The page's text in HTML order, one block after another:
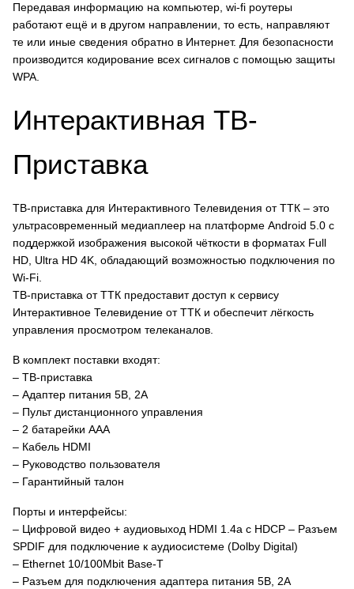
Передавая информацию на компьютер, wi-fi роутеры
работают ещё и в другом направлении, то есть, направляют
те или иные сведения обратно в Интернет. Для безопасности
производится кодирование всех сигналов с помощью защиты
WPA.
Интерактивная ТВ-
Приставка
ТВ-приставка для Интерактивного Телевидения от ТТК – это
ультрасовременный медиаплеер на платформе Android 5.0 с
поддержкой изображения высокой чёткости в форматах Full
HD, Ultra HD 4K, обладающий возможностью подключения по
Wi-Fi.
ТВ-приставка от ТТК предоставит доступ к сервису
Интерактивное Телевидение от ТТК и обеспечит лёгкость
управления просмотром телеканалов.
В комплект поставки входят:
– ТВ-приставка
– Адаптер питания 5В, 2А
– Пульт дистанционного управления
– 2 батарейки ААА
– Кабель HDMI
– Руководство пользователя
– Гарантийный талон
Порты и интерфейсы:
– Цифровой видео + аудиовыход HDMI 1.4a c HDCP – Разъем
SPDIF для подключение к аудиосистеме (Dolby Digital)
– Ethernet 10/100Mbit Base-T
– Разъем для подключения адаптера питания 5В, 2А